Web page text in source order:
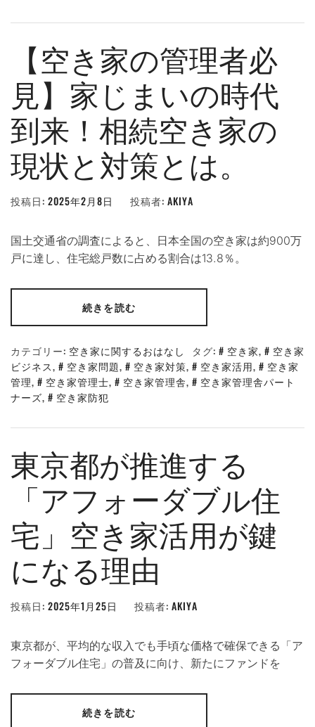
【空き家の管理者必
見】家じまいの時代
到来！相続空き家の
現状と対策とは。
投稿日: 2025年2月8日 投稿者: AKIYA
国土交通省の調査によると、日本全国の空き家は約900万
戸に達し、住宅総戸数に占める割合は13.8％。
続きを読む
カテゴリー: 空き家に関するおはなし タグ: 空き家,
空き家
ビジネス, 空き家問題, 空き家対策, 空き家活用,
空き家
管理, 空き家管理士, 空き家管理舎,
空き家管理舎パート
ナーズ, 空き家防犯
東京都が推進する
「アフォーダブル住
宅」空き家活用が鍵
になる理由
投稿日: 2025年1月25日 投稿者: AKIYA
東京都が、平均的な収入でも手頃な価格で確保できる「ア
フォーダブル住宅」の普及に向け、新たにファンドを
続きを読む